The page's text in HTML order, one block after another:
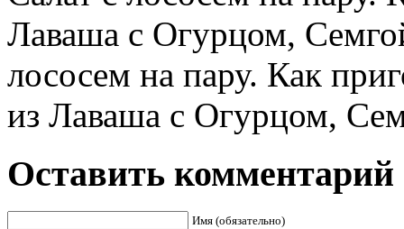
Лаваша с Огурцом,
лососем на пару. Как
из Лаваша с Огурцом,
Оставить комментарий
Имя (обязательно)